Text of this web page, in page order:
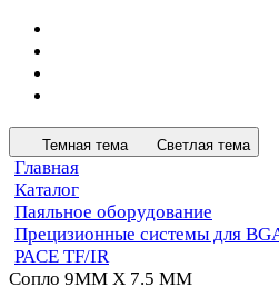
Темная тема Светлая тема
Главная
Каталог
Паяльное оборудование
Прецизионные системы для
PACE TF/IR
Сопло 9MM X 7.5 MM